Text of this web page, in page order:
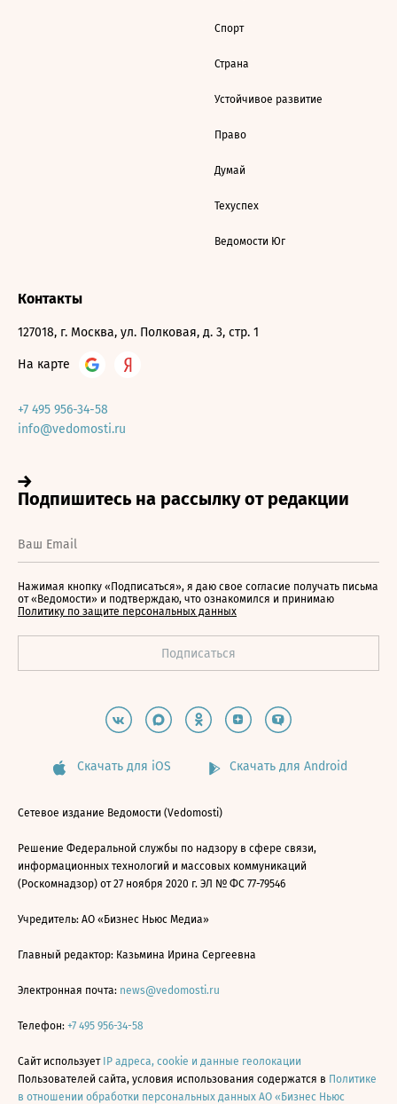
Спорт
Страна
Устойчивое развитие
Право
Думай
Техуспех
Ведомости Юг
Контакты
127018, г. Москва, ул. Полковая, д. 3, стр. 1
На карте
+7 495 956-34-58
info@vedomosti.ru
Нажимая кнопку «Подписаться», я даю свое согласие получать письма
от «Ведомости» и подтверждаю, что ознакомился и принимаю
Политику по защите персональных данных
Скачать для iOS Скачать для Android
Сетевое издание Ведомости (Vedomosti)
Решение Федеральной службы по надзору в сфере связи,
информационных технологий и массовых коммуникаций
(Роскомнадзор) от 27 ноября 2020 г. ЭЛ № ФС 77-79546
Учредитель: АО «Бизнес Ньюс Медиа»
Главный редактор: Казьмина Ирина Сергеевна
Электронная почта: news@vedomosti.ru
Телефон: +7 495 956-34-58
Сайт использует IP адреса, cookie и данные геолокации
Пользователей сайта, условия использования содержатся в Политике
в отношении обработки персональных данных АО «Бизнес Ньюс